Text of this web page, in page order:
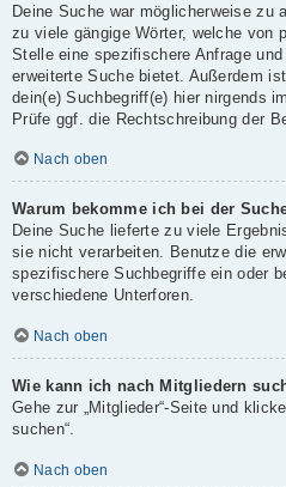
Deine Suche war möglicherweise zu
zu viele gängige Wörter, welche von
Stelle eine spezifischere Anfrage
erweiterte Suche bietet. Außerdem
dein(e) Suchbegriff(e) hier nirgends
Prüfe ggf. die Rechtschreibung der
Nach oben
Warum bekomme ich bei der
Deine Suche lieferte zu viele
sie nicht verarbeiten. Benutze die
spezifischere Suchbegriffe ein oder
verschiedene Unterforen.
Nach oben
Wie kann ich nach Mitgliedern
Gehe zur „Mitglieder“-Seite und
suchen“.
Nach oben